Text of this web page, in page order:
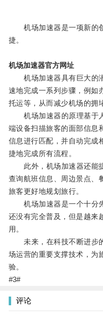
机场加速器是一项新的
捷。
机场加速器官方网址
机场加速器具有巨大的
速地完成一系列步骤，例如
托运等，从而减少机场的拥
机场加速器的原理基于
端设备扫描旅客的面部信息
信息进行匹配，并自动完成
捷地完成所有流程。
此外，机场加速器还能
查询航班信息、周边景点、
旅客更好地规划旅行。
机场加速器是一个十分
还没有完全普及，但是越来
用。
未来，在科技不断进步
场运营的重要支撑技术，为
验。
#3#
评论